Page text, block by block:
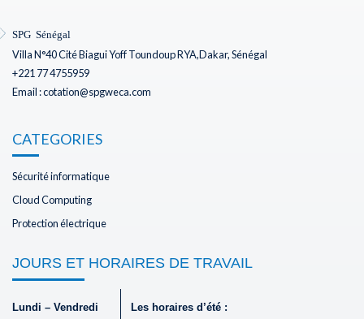
SPG Sénégal
Villa N°40 Cité Biagui Yoff Toundoup RYA,Dakar, Sénégal
+221 77 4755959
Email : cotation@spgweca.com
CATEGORIES
Sécurité informatique
Cloud Computing
Protection électrique
JOURS ET HORAIRES DE TRAVAIL
Lundi – Vendredi Les horaires d’été :